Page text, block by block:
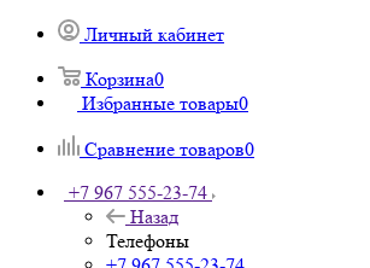
Личный кабинет
Корзина0
Избранные товары0
Сравнение товаров0
+7 967 555-23-74
Назад
Телефоны